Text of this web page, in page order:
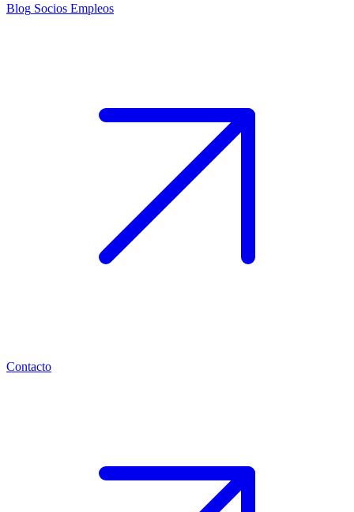
Blog Socios Empleos
Contacto